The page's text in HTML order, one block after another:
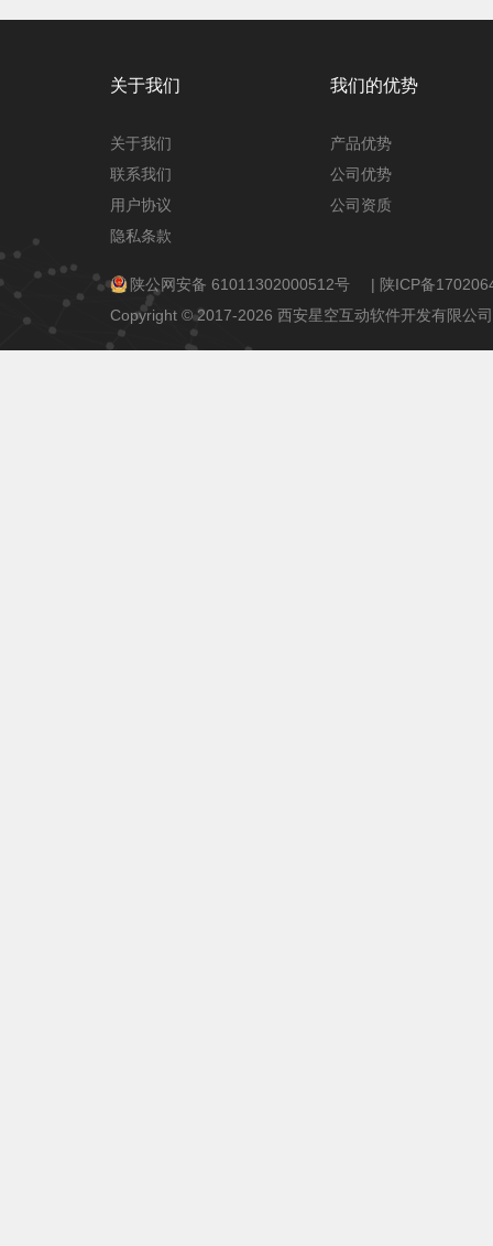
关于我们
关于我们
联系我们
用户协议
隐私条款
我们的优势
产品优势
公司优势
公司资质
陕公网安备 61011302000512号 | 陕ICP备
Copyright © 2017-2026 西安星空互动软件开发有限公